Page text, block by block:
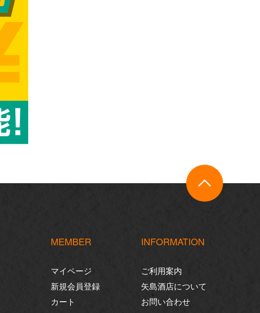
MEMBER
マイページ
新規会員登録
カート
INFORMATION
ご利用案内
矢島酒店について
お問い合わせ